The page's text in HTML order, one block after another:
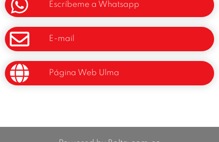
Escríbeme a Whatsapp
E-mail
Página Web Ulma